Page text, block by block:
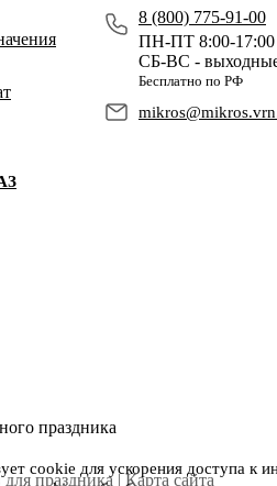
cookie для ускорения доступа к
8 (800) 775-91-00
ПН-ПТ 8:00-
СБ-ВС -
Бесплатно по РФ
праздника
праздника |Карта сайта